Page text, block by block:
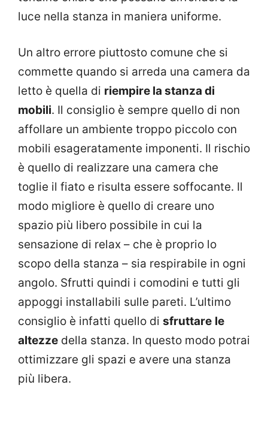
luce nella stanza in maniera uniforme.
Un altro errore piuttosto comune che si
commette quando si arreda una camera da
letto è quella di riempire la stanza di
mobili. Il consiglio è sempre quello di non
affollare un ambiente troppo piccolo con
mobili esageratamente imponenti. Il rischio
è quello di realizzare una camera che
toglie il fiato e risulta essere soffocante. Il
modo migliore è quello di creare uno
spazio più libero possibile in cui la
sensazione di relax – che è proprio lo
scopo della stanza – sia respirabile in ogni
angolo. Sfrutti quindi i comodini e tutti gli
appoggi installabili sulle pareti. L’ultimo
consiglio è infatti quello di sfruttare le
altezze della stanza. In questo modo potrai
ottimizzare gli spazi e avere una stanza
più libera.